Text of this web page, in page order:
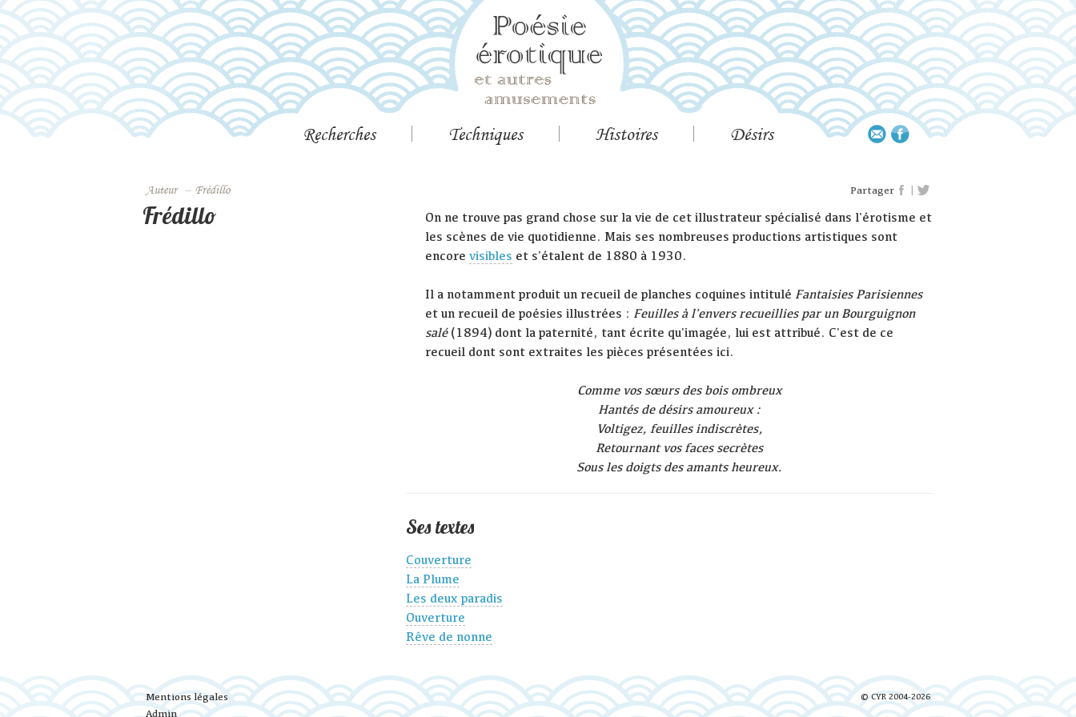
Recherches Techniques Histoires Désirs
Auteur – Frédillo Partager |
Frédillo
On ne trouve pas grand chose sur la vie de cet illustrateur spécialisé dans l'érotisme et
les scènes de vie quotidienne. Mais ses nombreuses productions artistiques sont
encorevisibles et s'étalent de 1880 à 1930.
Il a notamment produit un recueil de planches coquines intitulé Fantaisies Parisiennes
et un recueil de poésies illustrées : Feuilles à l'envers recueillies par un Bourguignon
salé(1894) dont la paternité, tant écrite qu'imagée, lui est attribué. C'est de ce
recueil dont sont extraites les pièces présentées ici.
Comme vos sœurs des bois ombreux
Hantés de désirs amoureux :
Voltigez, feuilles indiscrètes,
Retournant vos faces secrètes
Sous les doigts des amants heureux.
Ses textes
Couverture
La Plume
Les deux paradis
Ouverture
Rêve de nonne
© CYR 2004-2026
Mentions légales
Admin